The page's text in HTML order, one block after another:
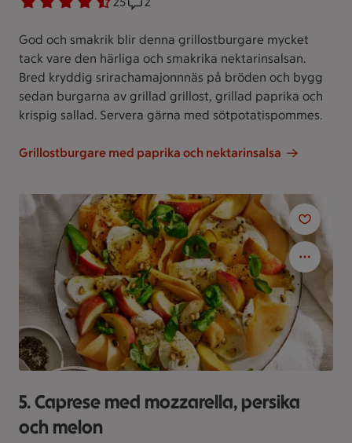
God och smakrik blir denna grillostburgare mycket
tack vare den härliga och smakrika nektarinsalsan.
Bred kryddig srirachamajonnnäs på bröden och bygg
sedan burgarna av grillad grillost, grillad paprika och
krispig sallad. Servera gärna med sötpotatispommes.
Grillostburgare med paprika och nektarinsalsa
5. Caprese med mozzarella, persika
och melon